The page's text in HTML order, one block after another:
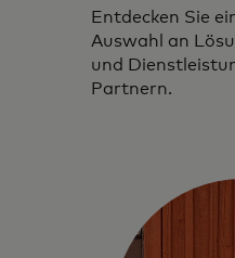
Entdecken Sie
Auswahl an
und
Partnern.